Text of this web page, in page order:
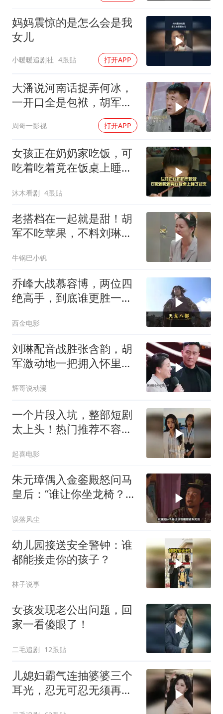
妈妈震惊的是怎么会是我
女儿
小暖暖追剧社 4跟贴 打开APP
大潘说河南话捉弄何冰，
一开口全是包袱，胡军王
周哥一影视 打开APP
女孩正在奶奶家吃饭，可
吃着吃着竟在饭桌上睡了
沐木看剧 4跟贴
老搭档在一起就是甜！胡
军不吃苹果，不料刘琳一
牛锅巴小钒
乔峰大战慕容博，两位四
绝高手，到底谁更胜一
西金电影
刘琳配音战胜张含韵，胡
军激动地一把拥入怀里，
辉哥说动漫
一个片段入坑，整部短剧
太上头！热门推荐不容错
起喜电影
朱元璋偶入金銮殿怒问马
皇后：“谁让你坐龙椅？”
一半，我为什么不能坐
误落风尘
幼儿园接送安全警钟：谁
都能接走你的孩子？
林子说事
女孩发现老公出问题，回
家一看傻眼了！
二毛追剧 12跟贴
儿媳妇霸气连抽婆婆三个
耳光，忍无可忍无须再